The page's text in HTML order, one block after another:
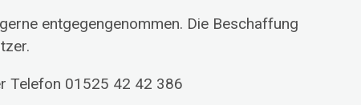
entgegengenommen. Die Beschaffung
Telefon 01525 42 42 386